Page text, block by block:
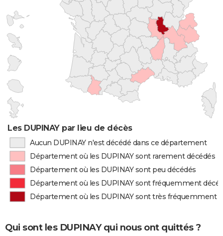
Les DUPINAY par lieu de décès
Aucun DUPINAY n'est décédé dans ce département
Département où les DUPINAY sont rarement décédés
Département où les DUPINAY sont peu décédés
Département où les DUPINAY sont fréquemment
Département où les DUPINAY sont très fréquemment
Qui sont les DUPINAY qui nous ont quittés ?